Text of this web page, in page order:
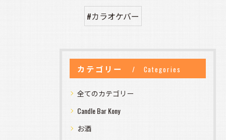
#カラオケバー
カテゴリー Categories
全てのカテゴリー
Candle Bar Kony
お酒